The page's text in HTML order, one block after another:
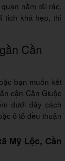
nằm rải rác,
tích khá hẹp, thì
Cần
bạn muốn kết
cận Cần Giuộc
dưới đây cách
ô tô đều thuận
Mỹ Lộc, Cần